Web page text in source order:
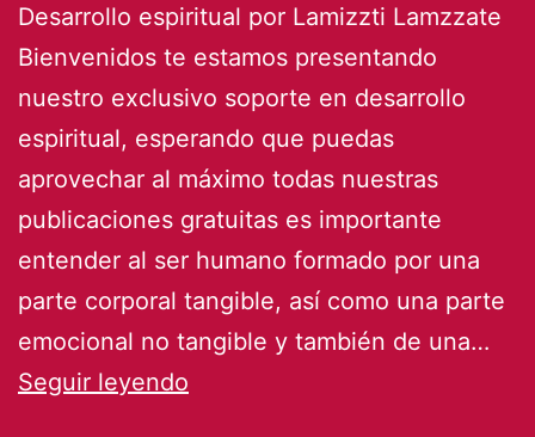
Desarrollo espiritual por Lamizzti Lamzzate
Bienvenidos te estamos presentando
nuestro exclusivo soporte en desarrollo
espiritual, esperando que puedas
aprovechar al máximo todas nuestras
publicaciones gratuitas es importante
entender al ser humano formado por una
parte corporal tangible, así como una parte
emocional no tangible y también de una…
Seguir leyendo